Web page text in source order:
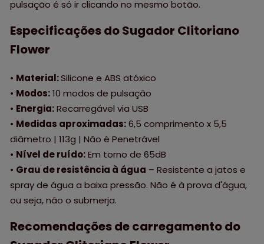
pulsação é só ir clicando no mesmo botão.
Especificações do Sugador Clitoriano
Flower
• Material:Silicone e ABS atóxico
• Modos:10 modos de pulsação
• Energia:Recarregável via USB
• Medidas aproximadas:6,5 comprimento x 5,5
diâmetro | 113g | Não é Penetrável
• Nível de ruído:Em torno de 65dB
• Grau de resistência à água – Resistente a jatos e
spray de água a baixa pressão. Não é à prova d'água,
ou seja, não o submerja.
Recomendações de carregamento do